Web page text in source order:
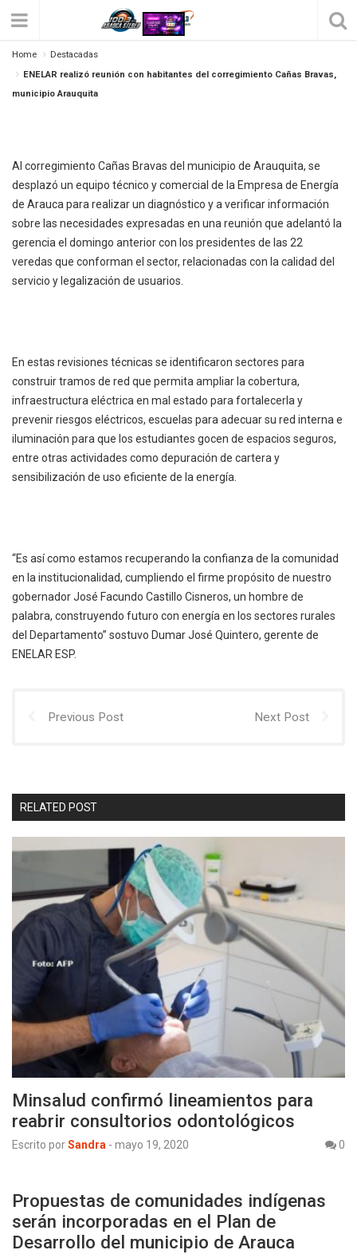
Home
Destacadas
ENELAR realizó reunión con habitantes del corregimiento Cañas Bravas,
municipio Arauquita
ENELAR Realizó Reunión Con Habitantes
Del Corregimiento Cañas Bravas, Municipio
Al corregimiento Cañas Bravas del municipio de Arauquita, se
desplazó un equipo técnico y comercial de la Empresa de Energía
de Arauca para realizar un diagnóstico y a verificar información
sobre las necesidades expresadas en una reunión que adelantó la
gerencia el domingo anterior con los presidentes de las 22
veredas que conforman el sector, relacionadas con la calidad del
servicio y legalización de usuarios.
En estas revisiones técnicas se identificaron sectores para
construir tramos de red que permita ampliar la cobertura,
infraestructura eléctrica en mal estado para fortalecerla y
prevenir riesgos eléctricos, escuelas para adecuar su red interna e
iluminación para que los estudiantes gocen de espacios seguros,
entre otras actividades como depuración de cartera y
sensibilización de uso eficiente de la energía.
“Es así como estamos recuperando la confianza de la comunidad
en la institucionalidad, cumpliendo el firme propósito de nuestro
gobernador José Facundo Castillo Cisneros, un hombre de
palabra, construyendo futuro con energía en los sectores rurales
del Departamento” sostuvo Dumar José Quintero, gerente de
ENELAR ESP.
Previous Post Next Post
RELATED POST
Minsalud confirmó lineamientos para
reabrir consultorios odontológicos
Escrito porSandra - mayo 19, 2020 0
Propuestas de comunidades indígenas
serán incorporadas en el Plan de
Desarrollo del municipio de Arauca